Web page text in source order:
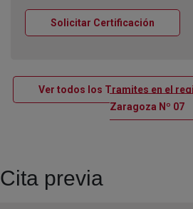
Solicitar Certificación
Ver todos los Tramites en el
Zaragoza Nº 07
Cita previa